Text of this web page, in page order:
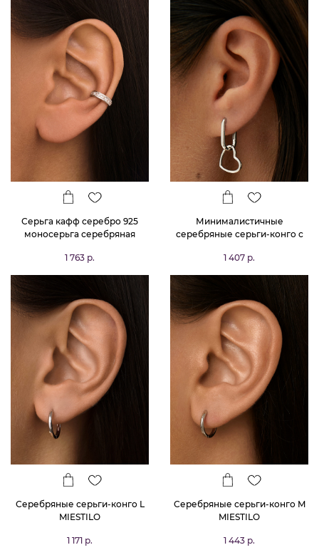
Серьга кафф серебро 925
моносерьга серебряная
1 763 р.
Минималистичные
серебряные серьги-конго с
MIESTILO
1 407 р.
Серебряные серьги-конго L
MIESTILO
1 171 р.
Серебряные серьги-конго M
MIESTILO
1 443 р.